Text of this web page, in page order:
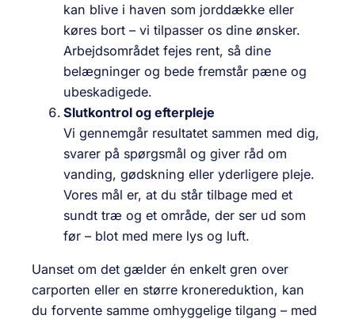
kan blive i haven som jorddække eller
køres bort – vi tilpasser os dine ønsker.
Arbejdsområdet fejes rent, så dine
belægninger og bede fremstår pæne og
ubeskadigede.
Slutkontrol og efterpleje
Vi gennemgår resultatet sammen med dig,
svarer på spørgsmål og giver råd om
vanding, gødskning eller yderligere pleje.
Vores mål er, at du står tilbage med et
sundt træ og et område, der ser ud som
før – blot med mere lys og luft.
Uanset om det gælder én enkelt gren over
carporten eller en større kronereduktion, kan
du forvente samme omhyggelige tilgang – med